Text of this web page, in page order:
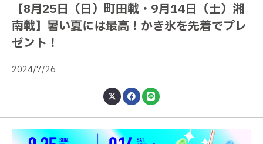
【8月25日（日）町田戦・9月14日（土）湘
南戦】暑い夏には最高！かき氷を先着でプレ
ゼント！
2024/7/26